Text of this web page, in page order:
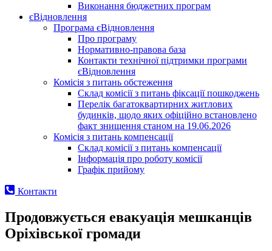
Виконання бюджетних програм
єВідновлення
Програма єВідновлення
Про програму
Нормативно-правова база
Контакти технічної підтримки програми
єВідновлення
Комісія з питань обстеження
Склад комісії з питань фіксації пошкоджень
Перелік багатоквартирних житлових
будинків, щодо яких офіційно встановлено
факт знищення станом на 19.06.2026
Комісія з питань компенсації
Склад комісії з питань компенсації
Інформація про роботу комісії
Графік прийому
Контакти
Продовжується евакуація мешканців
Оріхівської громади